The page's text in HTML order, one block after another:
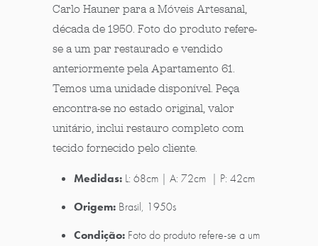
Carlo Hauner para a Móveis Artesanal,
década de 1950. Foto do produto refere-
se a um par restaurado e vendido
anteriormente pela Apartamento 61.
Temos uma unidade disponível. Peça
encontra-se no estado original, valor
unitário, inclui restauro completo com
tecido fornecido pelo cliente.
Medidas: L: 68cm | A: 72cm | P: 42cm
Origem: Brasil, 1950s
Condição: Foto do produto refere-se a um